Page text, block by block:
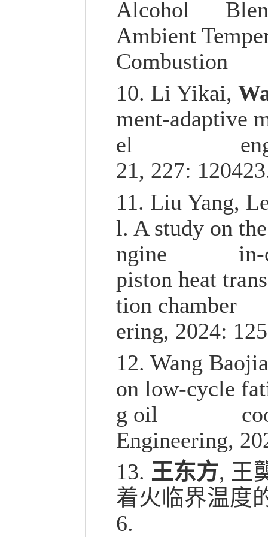
Alcohol
Ambient
Combustion
10. Li Yikai,
ment-adaptive
el engines
21, 227:
11. Liu Yang,
l. A study on
ngine in-
piston heat
tion chamber
ering, 2024:
12. Wang
on low-cycle
g oil cooling
Engineering,
13. 王东方, 王
着火临界温度
6.